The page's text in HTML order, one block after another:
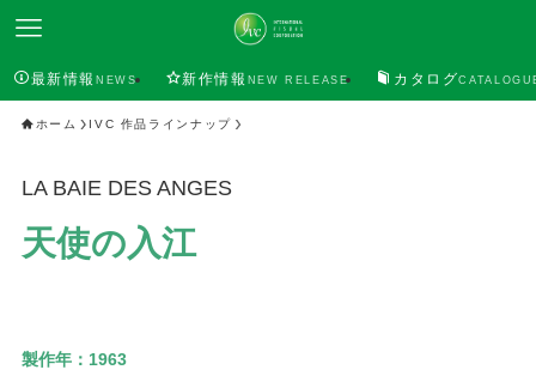
最新情報NEWS 新作情報 NEW RELEASE カタログ
ホーム IVC 作品ラインナップ
LA BAIE DES ANGES
天使の入江
製作年： 1963